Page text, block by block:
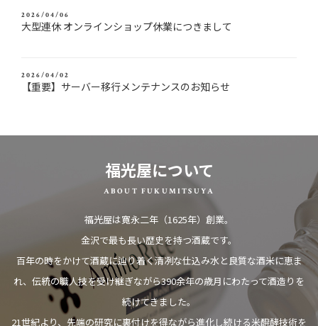
2026/04/06
大型連休 オンラインショップ休業につきまして
2026/04/02
【重要】サーバー移行メンテナンスのお知らせ
福光屋について
ABOUT FUKUMITSUYA
福光屋は寛永二年（1625年）創業。
金沢で最も長い歴史を持つ酒蔵です。
百年の時をかけて酒蔵に辿り着く清冽な仕込み水と良質な酒米に恵ま
れ、 伝統の職人技を受け継ぎながら390余年の歳月にわたって酒造りを
続けてきました。
21世紀より、先端の研究に裏付けを得ながら進化し続ける米醗酵技術を